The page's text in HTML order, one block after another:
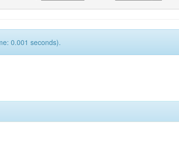
0.001 seconds).